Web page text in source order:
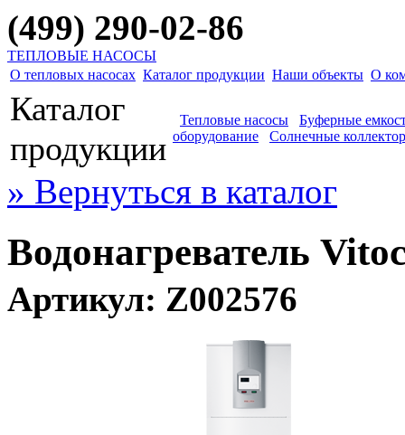
(499) 290-02-86
ТЕПЛОВЫЕ НАСОСЫ
О тепловых насосах Каталог продукции Наши объекты О
Каталог
продукции
Тепловые насосы
Буферные
оборудование
Солнечные
» Вернуться в каталог
Водонагреватель
Артикул: Z002576